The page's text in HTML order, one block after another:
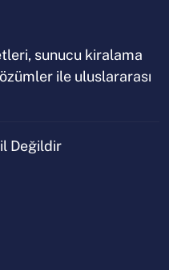
sunucu kiralama
ile uluslararası
Değildir